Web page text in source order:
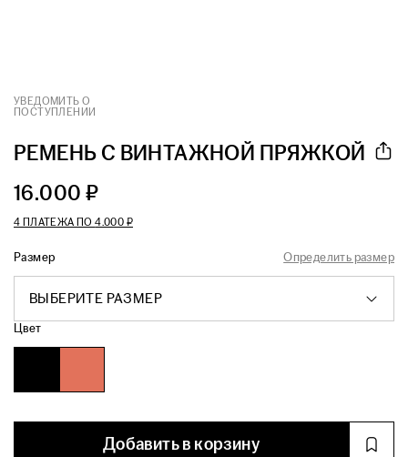
УВЕДОМИТЬ О
ПОСТУПЛЕНИИ
РЕМЕНЬ С ВИНТАЖНОЙ ПРЯЖКОЙ
16.000 ₽
4 ПЛАТЕЖА ПО4.000 ₽
Размер Определить размер
ВЫБЕРИТЕ РАЗМЕР
Цвет
Добавить в корзину